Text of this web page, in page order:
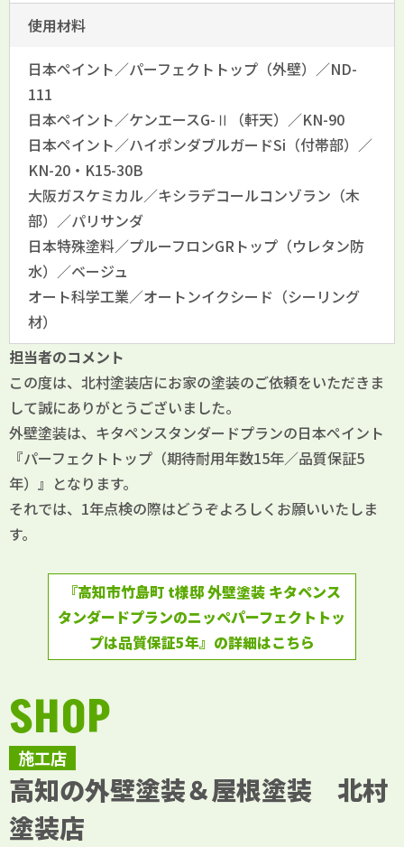
使用材料
日本ペイント／パーフェクトトップ（外壁）／ND-
111
日本ペイント／ケンエースG-Ⅱ（軒天）／KN-90
日本ペイント／ハイポンダブルガードSi（付帯部）／
KN-20・K15-30B
大阪ガスケミカル／キシラデコールコンゾラン（木
部）／パリサンダ
日本特殊塗料／プルーフロンGRトップ（ウレタン防
水）／ベージュ
オート科学工業／オートンイクシード（シーリング
材）
担当者のコメント
この度は、北村塗装店にお家の塗装のご依頼をいただきま
して誠にありがとうございました。
外壁塗装は、キタペンスタンダードプランの日本ペイント
『パーフェクトトップ（期待耐用年数15年／品質保証5
年）』となります。
それでは、1年点検の際はどうぞよろしくお願いいたしま
す。
『高知市竹島町 t様邸 外壁塗装 キタペンス
タンダードプランのニッペパーフェクトトッ
プは品質保証5年』の詳細はこちら
施工店
SHOP
高知の外壁塗装＆屋根塗装 北村
塗装店